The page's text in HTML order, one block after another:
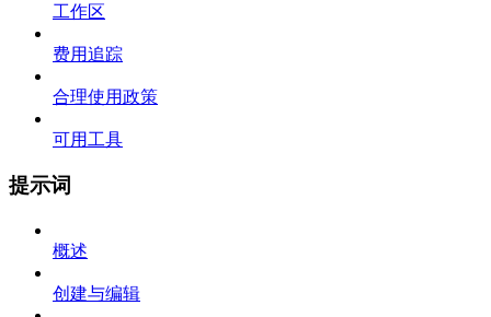
工作区
费用追踪
合理使用政策
可用工具
提示词
概述
创建与编辑